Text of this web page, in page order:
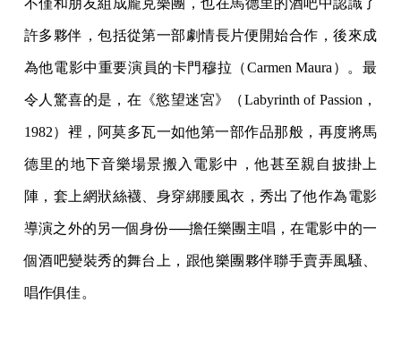
不僅和朋友組成龐克樂團，也在馬德里的酒吧中認識了
許多夥伴，包括從第一部劇情長片便開始合作，後來成
為他電影中重要演員的卡門穆拉（Carmen Maura）。最
令人驚喜的是，在《慾望迷宮》（Labyrinth of Passion，
1982）裡，阿莫多瓦一如他第一部作品那般，再度將馬
德里的地下音樂場景搬入電影中，他甚至親自披掛上
陣，套上網狀絲襪、身穿綁腰風衣，秀出了他作為電影
導演之外的另一個身份──擔任樂團主唱，在電影中的一
個酒吧變裝秀的舞台上，跟他樂團夥伴聯手賣弄風騷、
唱作俱佳。